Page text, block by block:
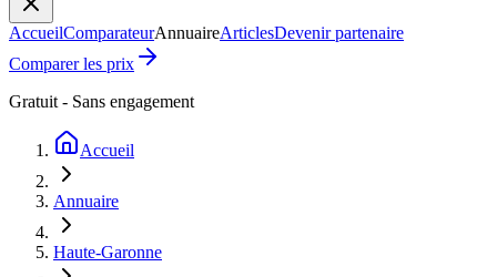
AccueilComparateurAnnuaireArticlesDevenir partenaire
Comparer les prix
Gratuit - Sans engagement
Accueil
Annuaire
Haute-Garonne